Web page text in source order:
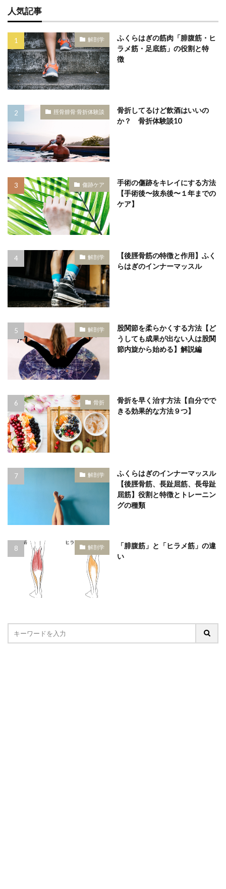
人気記事
解剖学
ふくらはぎの筋肉「腓腹筋・ヒ
ラメ筋・足底筋」の役割と特
徴
脛骨腓骨 骨折体験談
骨折してるけど飲酒はいいの
か？ 骨折体験談10
傷跡ケア
手術の傷跡をキレイにする方法
【手術後〜抜糸後〜１年までの
ケア】
解剖学
【後脛骨筋の特徴と作用】ふく
らはぎのインナーマッスル
解剖学
股関節を柔らかくする方法【ど
うしても成果が出ない人は股関
節内旋から始める】解説編
骨折
骨折を早く治す方法【自分でで
きる効果的な方法９つ】
解剖学
ふくらはぎのインナーマッスル
【後脛骨筋、長趾屈筋、長母趾
屈筋】役割と特徴とトレーニン
グの種類
解剖学
「腓腹筋」と「ヒラメ筋」の違
い